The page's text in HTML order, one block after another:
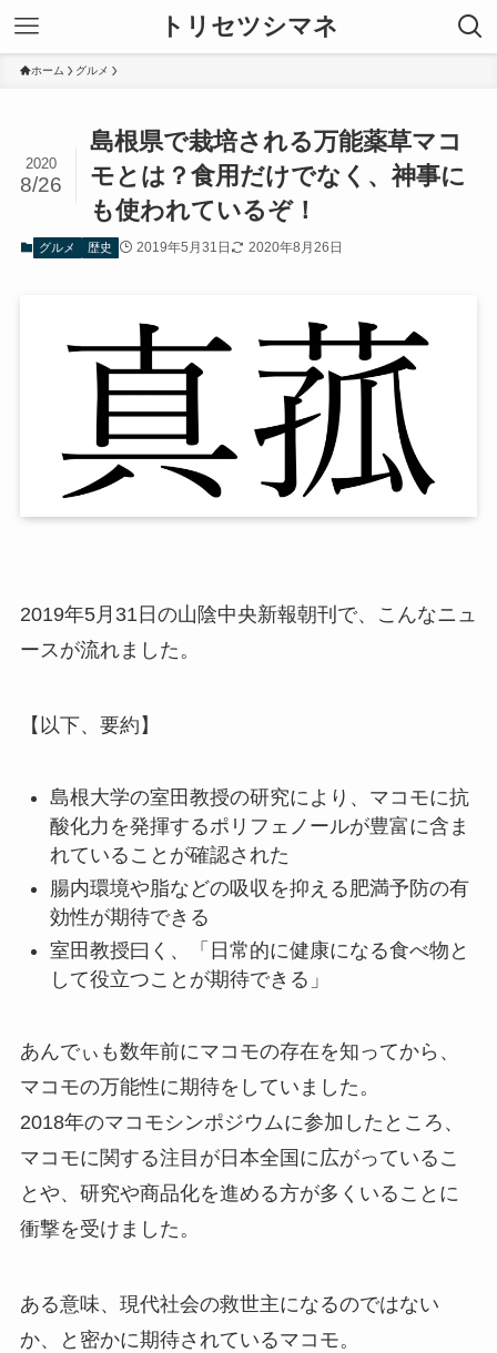
トリセツシマネ
ホーム グルメ
島根県で栽培される万能薬草マコ
モとは？食用だけでなく、神事に
も使われているぞ！
2020
8/26
グルメ 歴史 2019年5月31日 2020年8月26日
2019年5月31日の山陰中央新報朝刊で、こんなニュ
ースが流れました。
【以下、要約】
島根大学の室田教授の研究により、マコモに抗
酸化力を発揮するポリフェノールが豊富に含ま
れていることが確認された
腸内環境や脂などの吸収を抑える肥満予防の有
効性が期待できる
室田教授曰く、「日常的に健康になる食べ物と
して役立つことが期待できる」
あんでぃも数年前にマコモの存在を知ってから、
マコモの万能性に期待をしていました。
2018年のマコモシンポジウムに参加したところ、
マコモに関する注目が日本全国に広がっているこ
とや、研究や商品化を進める方が多くいることに
衝撃を受けました。
ある意味、現代社会の救世主になるのではない
か、と密かに期待されているマコモ。